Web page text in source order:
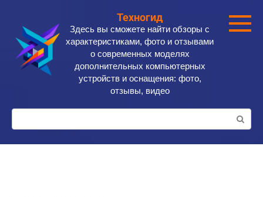
контенту
Техногид
Здесь вы сможете найти обзоры с
характеристиками, фото и отзывами
о современных моделях
дополнительных компьютерных
устройств и оснащения: фото,
отзывы, видео
Поиск: